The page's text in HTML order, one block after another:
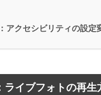
アクセシビリティの設定
イブフォトの再生